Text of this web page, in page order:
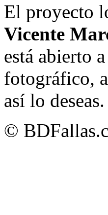
El proyecto
Vicente
está abierto
fotográfico,
así lo deseas.
©